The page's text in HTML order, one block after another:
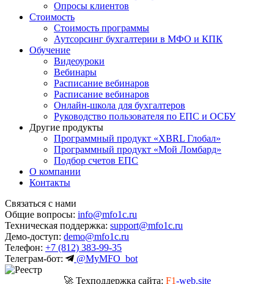
Опросы клиентов
Стоимость
Стоимость программы
Аутсорсинг бухгалтерии в МФО и КПК
Обучение
Видеоуроки
Вебинары
Расписание вебинаров
Расписание вебинаров
Онлайн-школа для бухгалтеров
Руководство пользователя по ЕПС и ОСБУ
Другие продукты
Программный продукт «XBRL Глобал»
Программный продукт «Мой Ломбард»
Подбор счетов ЕПС
О компании
Контакты
Связаться с нами
Общие вопросы: info@mfo1c.ru
Техническая поддержка: support@mfo1c.ru
Демо-доступ: demo@mfo1c.ru
Телефон: +7 (812) 383-99-35
Телеграм-бот:
@MyMFO_bot
🚀 Техподдержка сайта: F1-web.site